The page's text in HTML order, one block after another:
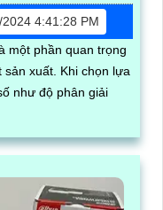
4:41:28 PM
một phần quan trọng
chọn lựa
như độ phân giải